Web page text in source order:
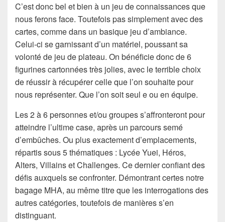
C’est donc bel et bien à un jeu de connaissances que
nous ferons face. Toutefois pas simplement avec des
cartes, comme dans un basique jeu d’ambiance.
Celui-ci se garnissant d’un matériel, poussant sa
volonté de jeu de plateau. On bénéficie donc de 6
figurines cartonnées très jolies, avec le terrible choix
de réussir à récupérer celle que l’on souhaite pour
nous représenter. Que l’on soit seul e ou en équipe.
Les 2 à 6 personnes et/ou groupes s’affronteront pour
atteindre l’ultime case, après un parcours semé
d’embûches. Ou plus exactement d’emplacements,
répartis sous 5 thématiques : Lycée Yuei, Héros,
Alters, Villains et Challenges. Ce dernier confiant des
défis auxquels se confronter. Démontrant certes notre
bagage MHA, au même titre que les interrogations des
autres catégories, toutefois de manières s’en
distinguant.